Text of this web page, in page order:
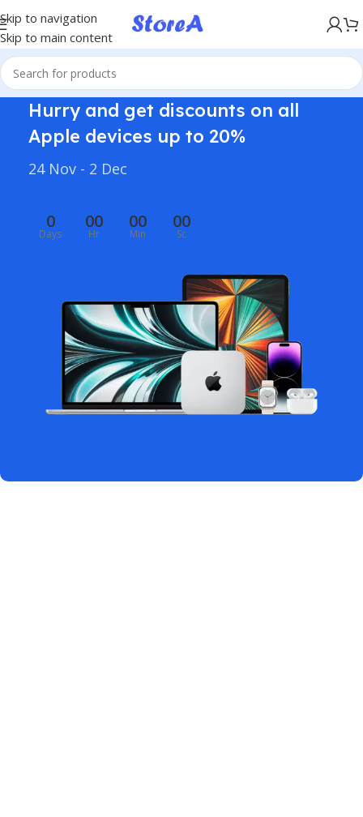
Skip to navigation
Skip to main content
KÖP NU, BETALA SENARE MED KLARNA
Hurry and get discounts on all
Apple devices up to 20%
24 Nov - 2 Dec
0
Days
00
Hr
00
Min
00
Sc